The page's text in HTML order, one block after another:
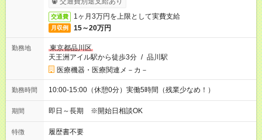
交通費 1ヶ月3万円を上限として実費支給
月収例 15～20万円
勤務地
東京都品川区
天王洲アイル駅から徒歩3分 / 品川駅
医療機器・医療関連メ－カ－
勤務時間 10:00-15:00（休憩0分）実働5時間（残業少なめ！）
期間 即日～長期 ※開始日相談OK
特徴 履歴書不要